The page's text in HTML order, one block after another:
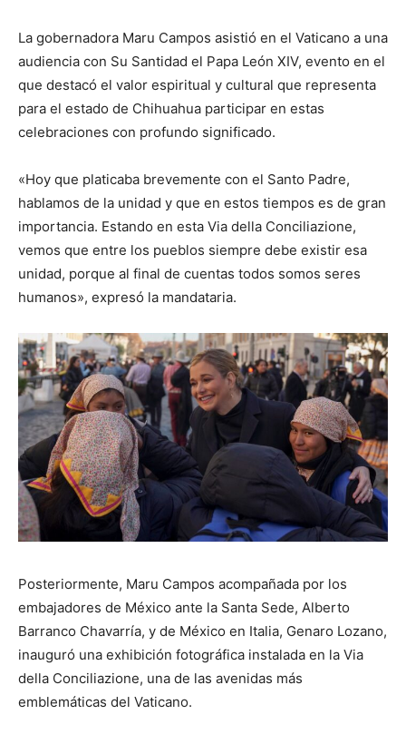
La gobernadora Maru Campos asistió en el Vaticano a una
audiencia con Su Santidad el Papa León XIV, evento en el
que destacó el valor espiritual y cultural que representa
para el estado de Chihuahua participar en estas
celebraciones con profundo significado.
«Hoy que platicaba brevemente con el Santo Padre,
hablamos de la unidad y que en estos tiempos es de gran
importancia. Estando en esta Via della Conciliazione,
vemos que entre los pueblos siempre debe existir esa
unidad, porque al final de cuentas todos somos seres
humanos», expresó la mandataria.
Posteriormente, Maru Campos acompañada por los
embajadores de México ante la Santa Sede, Alberto
Barranco Chavarría, y de México en Italia, Genaro Lozano,
inauguró una exhibición fotográfica instalada en la Via
della Conciliazione, una de las avenidas más
emblemáticas del Vaticano.